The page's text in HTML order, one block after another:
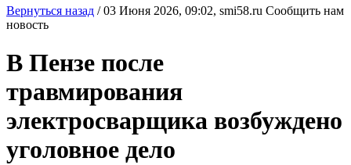
Вернуться назад /03 Июня 2026, 09:02, smi58.ru Сообщить нам
новость
В Пензе после
травмирования
электросварщика возбуждено
уголовное дело